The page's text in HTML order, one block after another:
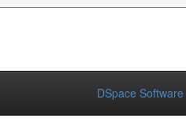
DSpace Software